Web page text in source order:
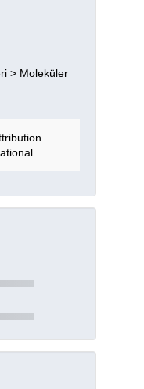
> Moleküler